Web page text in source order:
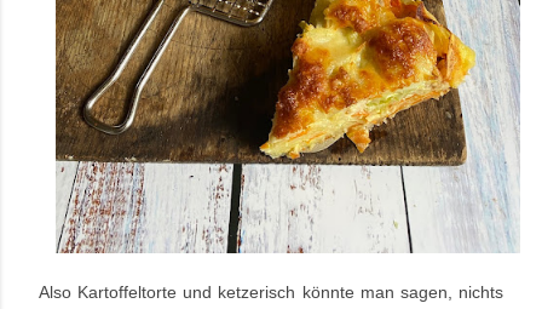
Also Kartoffeltorte und ketzerisch könnte man sagen, nichts